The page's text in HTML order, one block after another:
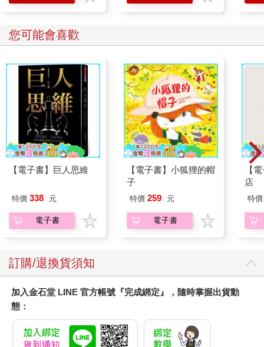
您可能會喜歡
【電子書】巨人思維
特價 338 元
電子書
【電子書】小狐狸的帽
子
特價 259 元
電子書
【
店
特價
訂購/退換貨須知
加入金石堂 LINE 官方帳號『完成綁定』，隨時掌握出貨動
態：